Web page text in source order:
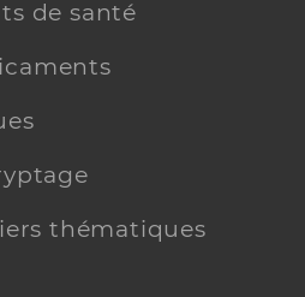
de santé
thématiques